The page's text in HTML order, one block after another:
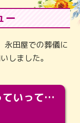
ー
永田屋での葬儀に
しました。
「カッコよくなって旅立っていってくれました（笑）もっとカッコいいって言ってあげればよかったな」